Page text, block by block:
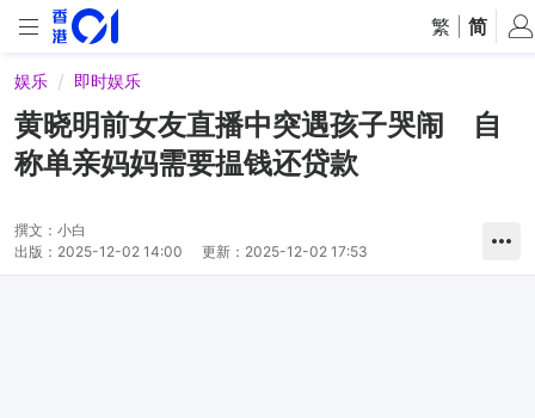
繁 简
娱乐 即时娱乐
黄晓明前女友直播中突遇孩子哭闹 自
称单亲妈妈需要揾钱还贷款
撰文： 小白
出版： 2025-12-02 14:00 更新： 2025-12-02 17:53